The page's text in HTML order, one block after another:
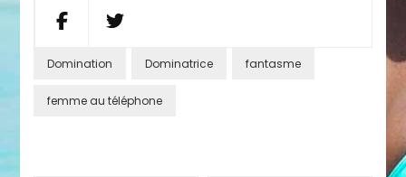
Domination Dominatrice fantasme
femme au téléphone